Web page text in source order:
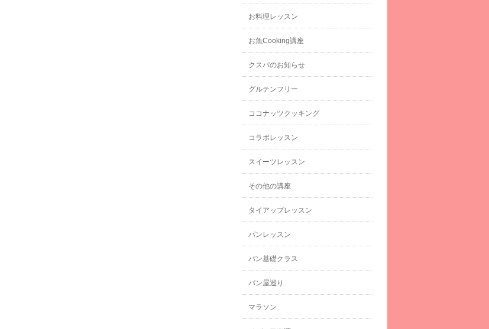
お料理レッスン
お魚Cooking講座
クスパのお知らせ
グルテンフリー
ココナッツクッキング
コラボレッスン
スイーツレッスン
その他の講座
タイアップレッスン
パンレッスン
パン基礎クラス
パン屋巡り
マラソン